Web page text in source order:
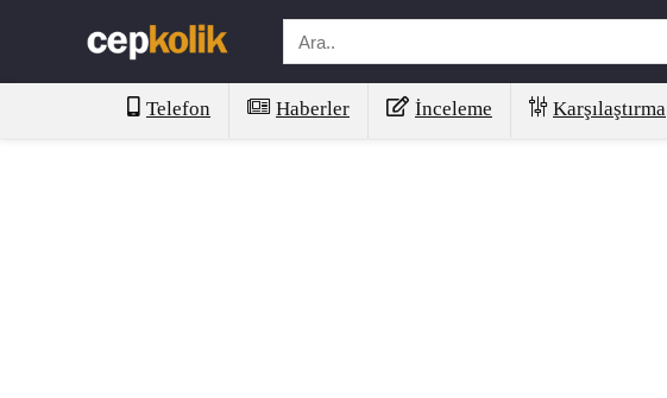
Telefon Haberler İnceleme Karşılaştırma